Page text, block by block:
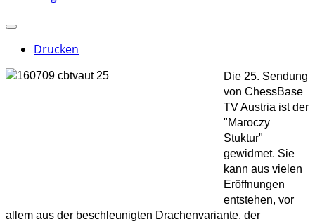
Drucken
Die 25. Sendung
von ChessBase
TV Austria ist der
"Maroczy
Stuktur"
gewidmet. Sie
kann aus vielen
Eröffnungen
entstehen, vor
allem aus der beschleunigten Drachenvariante, der